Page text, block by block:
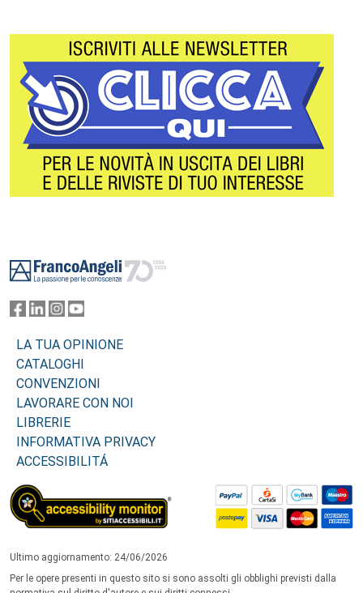
LA TUA OPINIONE
CATALOGHI
CONVENZIONI
LAVORARE CON NOI
LIBRERIE
INFORMATIVA PRIVACY
ACCESSIBILITÁ
Ultimo aggiornamento: 24/06/2026
Per le opere presenti in questo sito si sono assolti gli obblighi previsti dalla